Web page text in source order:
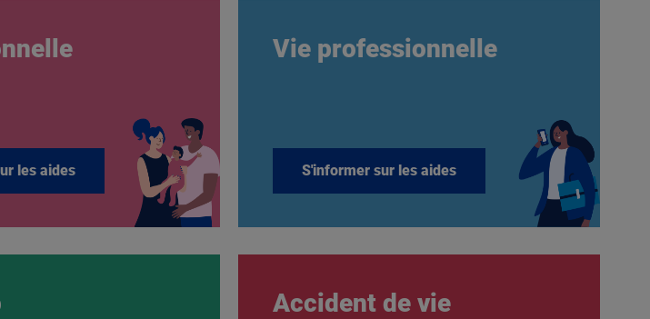
les aides
Vie professionnelle
S'informer sur les aides
Accident de vie